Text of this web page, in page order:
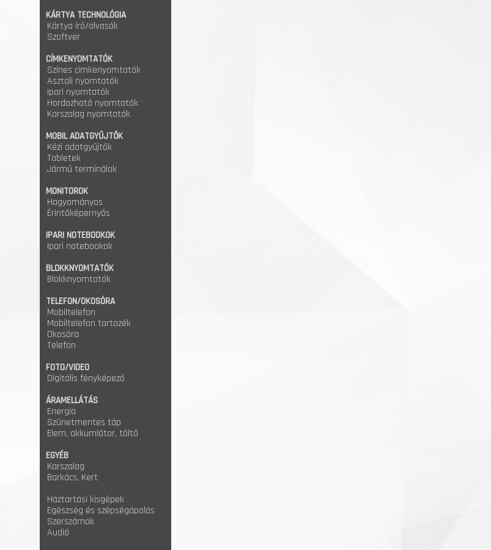
KÁRTYA TECHNOLÓGIA
Kártya író/olvasók
Szoftver
CÍMKENYOMTATÓK
Színes címkenyomtatók
Asztali nyomtatók
Ipari nyomtatók
Hordozható nyomtatók
Karszalag nyomtatók
MOBIL ADATGYŰJTŐK
Kézi adatgyűjtők
Tabletek
Jármű terminálok
MONITOROK
Hagyományos
Érintőképernyős
IPARI NOTEBOOKOK
Ipari notebookok
BLOKKNYOMTATÓK
Blokknyomtatók
TELEFON/OKOSÓRA
Mobiltelefon
Mobiltelefon tartozék
Okosóra
Telefon
FOTO/VIDEO
Digitális fényképező
ÁRAMELLÁTÁS
Energia
Szünetmentes táp
Elem, akkumlátor, töltő
EGYÉB
Karszalag
Barkács, Kert
Háztartási kisgépek
Egészség és szépségápolás
Szerszámok
Audió